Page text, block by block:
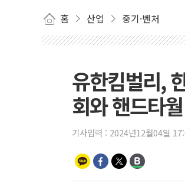
홈 산업 중기·벤처
유한킴벌리,
회와 핸드타
기사입력 : 2024년12월04일